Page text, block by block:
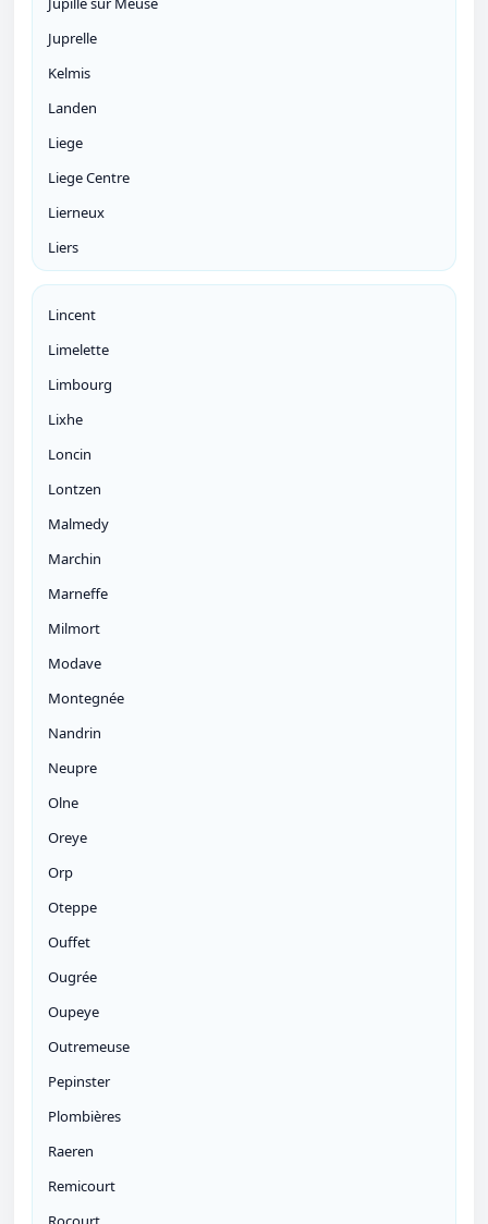
Juprelle
Kelmis
Landen
Liege
Liege Centre
Lierneux
Liers
Lincent
Limelette
Limbourg
Lixhe
Loncin
Lontzen
Malmedy
Marchin
Marneffe
Milmort
Modave
Montegnée
Nandrin
Neupre
Olne
Oreye
Orp
Oteppe
Ouffet
Ougrée
Oupeye
Outremeuse
Pepinster
Plombières
Raeren
Remicourt